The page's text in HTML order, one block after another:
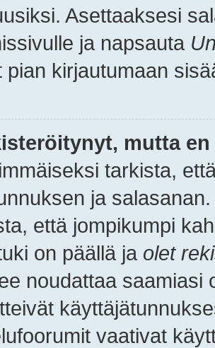
Asettaaksesi
ja napsauta
pian kirjautumaan
mutta
tarkista,
ja
että jompikumpi
on päällä ja olet
noudattaa saamiasi
vaativat